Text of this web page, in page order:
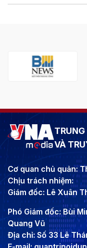
VÀ
Cơ quan chủ quản:
Chịu trách nhiệm:
Giám đốc: Lê Xuân
Phó Giám đốc: Bùi
Quang Vũ
Địa chỉ: Số 33 Lê